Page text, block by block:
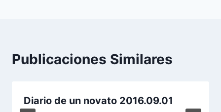
Publicaciones Similares
Diario de un novato 2016.09.01